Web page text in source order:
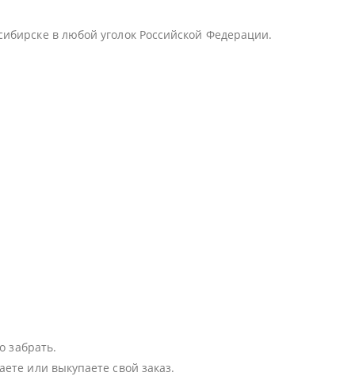
в любой уголок Российской Федерации.
забрать.
или выкупаете свой заказ.